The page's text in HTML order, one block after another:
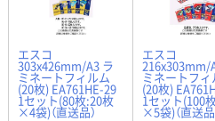
エスコ
303x426mm/A3 ラ
ミネートフィルム
(20枚) EA761HE-29
1セット(80枚:20枚
×4袋)（直送品）
エスコ
216x303mm/
ミネートフィ
(20枚)
1セット(100
×5袋)（直送品